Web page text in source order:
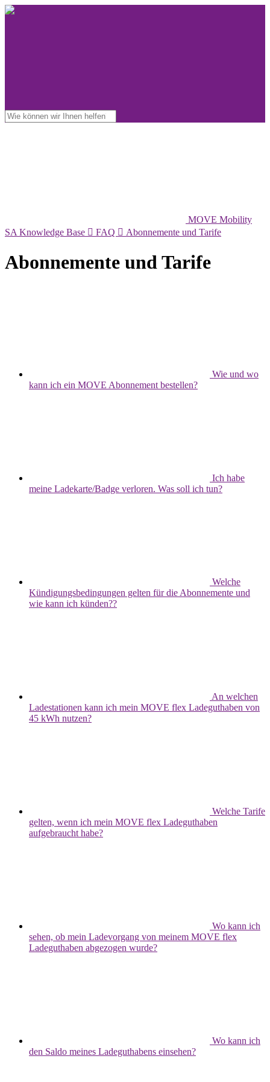
MOVE Mobility
SA Knowledge Base  FAQ  Abonnemente und Tarife
Abonnemente und Tarife
Wie und wo
kann ich ein MOVE Abonnement bestellen?
Ich habe
meine Ladekarte/Badge verloren. Was soll ich tun?
Welche
Kündigungsbedingungen gelten für die Abonnemente und
wie kann ich künden??
An welchen
Ladestationen kann ich mein MOVE flex Ladeguthaben von
45 kWh nutzen?
Welche Tarife
gelten, wenn ich mein MOVE flex Ladeguthaben
aufgebraucht habe?
Wo kann ich
sehen, ob mein Ladevorgang von meinem MOVE flex
Ladeguthaben abgezogen wurde?
Wo kann ich
den Saldo meines Ladeguthabens einsehen?